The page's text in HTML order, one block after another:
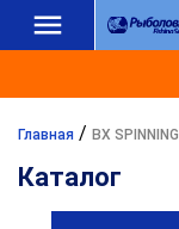
Главная / BX
Каталог